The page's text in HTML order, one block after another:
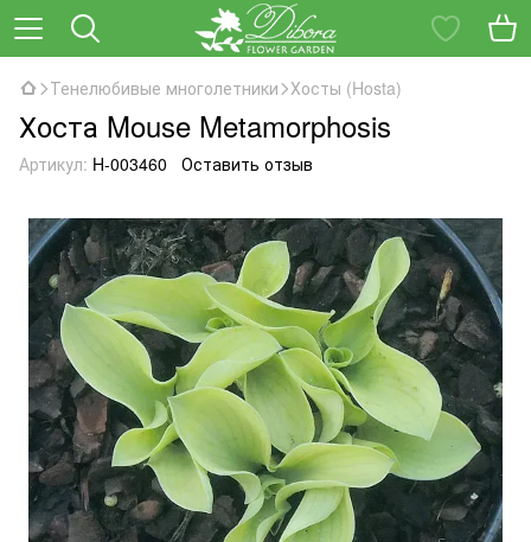
Тенелюбивые многолетники Хосты (Hosta)
Хоста Mouse Metamorphosis
Артикул: H-003460 Оставить отзыв